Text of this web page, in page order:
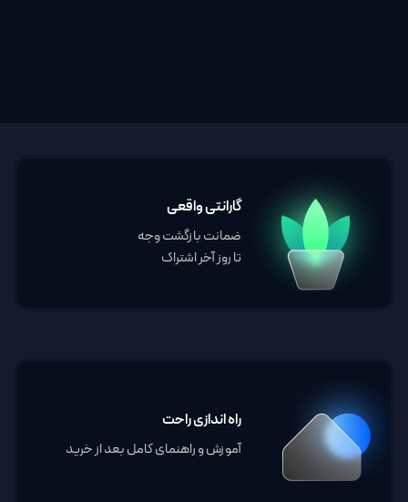
گارانتی واقعی
ضمانت بازگشت وجه
تا روز آخر اشتراک
راه اندازی راحت
آموزش و راهنمای کامل بعد از خرید